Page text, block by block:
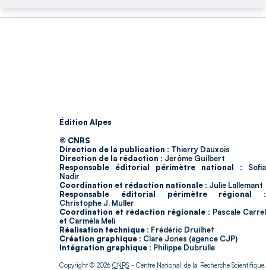
Édition Alpes
© CNRS
Direction de la publication : Thierry Dauxois
Direction de la rédaction : Jérôme Guilbert
Responsable éditorial périmètre national : Sofia
Nadir
Coordination et rédaction nationale : Julie Lallemant
Responsable éditorial périmètre régional :
Christophe J. Muller
Coordination et rédaction régionale : Pascale Carrel
et Carméla Meli
Réalisation technique : Frédéric Druilhet
Création graphique : Clare Jones (agence CJP)
Intégration graphique : Philippe Dubrulle
Copyright © 2026CNRS - Centre National de la Recherche Scientifique.